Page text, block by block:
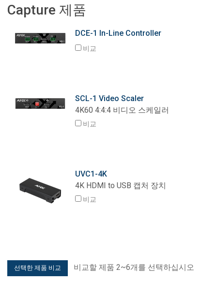
언어/지역
Capture 제품
DCE-1 In-Line Controller
비교
SCL-1 Video Scaler
4K60 4:4:4 비디오 스케일러
비교
UVC1-4K
4K HDMI to USB 캡처 장치
비교
비교할 제품 2~6개를 선택하십시오